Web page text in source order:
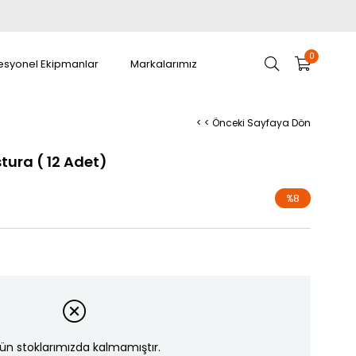
0
Ekipmanlar Markalarımız
< < Önceki Sayfaya Dön
( 12 Adet)
%8
stoklarımızda kalmamıştır.